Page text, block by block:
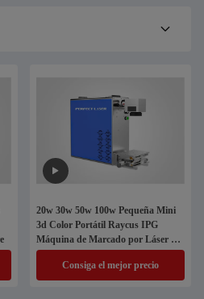
20w 30w 50w 100w Pequeña Mini
3d Color Portátil Raycus IPG
Máquina de Marcado por Láser de
Fibra de Acero Inoxidable con
RotarioConsiga el mejor precio